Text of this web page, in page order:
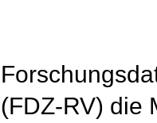
(FDZ-RV) die